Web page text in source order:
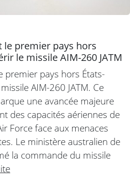
le premier pays hors
le missile AIM-260 JATM
premier pays hors États-
AIM-260 JATM. Ce
une avancée majeure
des capacités aériennes de
Force face aux menaces
Le ministère australien de
la commande du missile